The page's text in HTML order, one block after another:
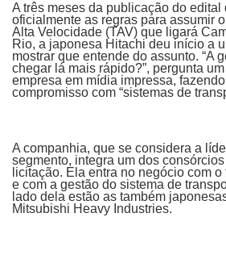
A três meses da publicação do edital
oficialmente as regras para assumir
Alta Velocidade (TAV) que ligará
Rio, a japonesa Hitachi deu início a
mostrar que entende do assunto. “A
chegar lá mais rápido?”, pergunta
empresa em mídia impressa,
compromisso com “sistemas de
A companhia, que se considera a
segmento, integra um dos
licitação. Ela entra no negócio com
e com a gestão do sistema de
lado dela estão as também
Mitsubishi Heavy Industries.